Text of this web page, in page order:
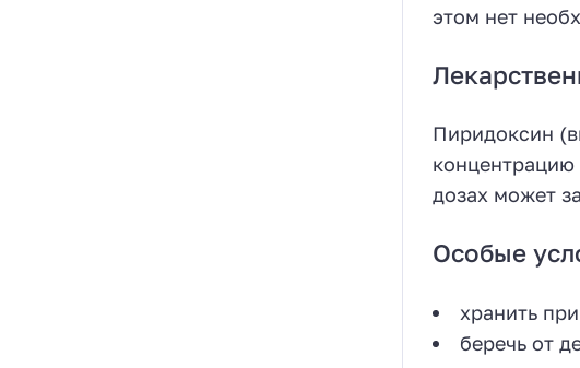
этом нет
Пиридоксин
дозах может
Особые
хранить
беречь от